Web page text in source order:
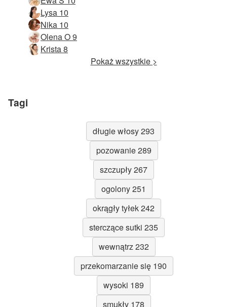
Lysa 10
Nika 10
Olena O 9
Krista 8
Pokaż wszystkie >
Tagi
długie włosy 293
pozowanie 289
szczupły 267
ogolony 251
okrągły tyłek 242
sterczące sutki 235
wewnątrz 232
przekomarzanie się 190
wysoki 189
smukły 178